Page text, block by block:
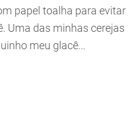
papel toalha para evitar
Uma das minhas cerejas
meu glacê...